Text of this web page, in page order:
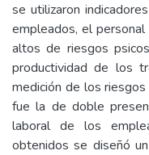
se utilizaron
empleados, el
altos de riesgos
productividad de los
medición de los
fue la de doble
laboral de los
obtenidos se diseñó